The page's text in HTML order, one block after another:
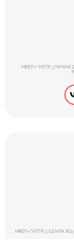
HREF="HTTP://
HREF="HTTP://